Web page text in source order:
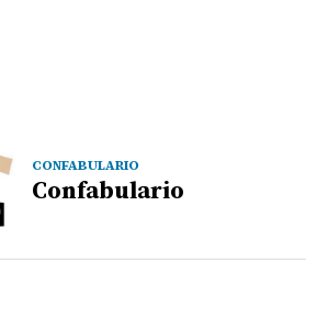
CONFABULARIO
Confabulario